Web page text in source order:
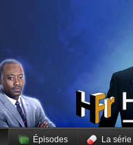
Épisodes La série